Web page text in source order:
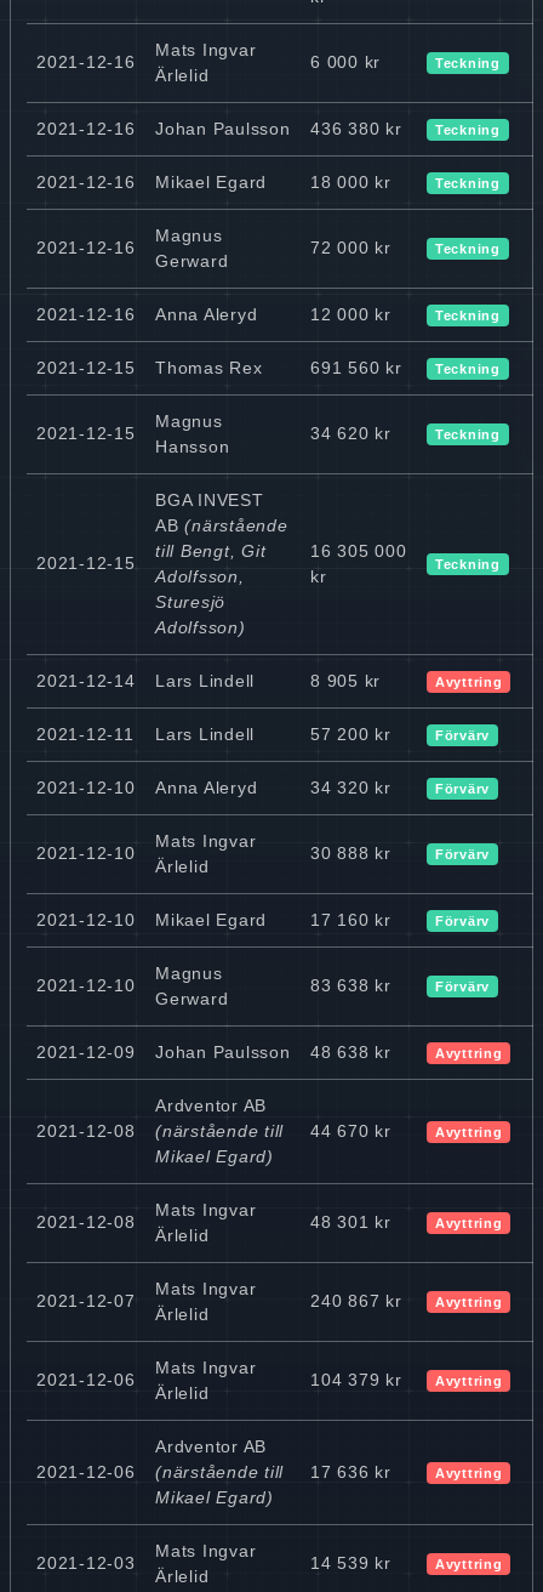
2021-12-16
Mats Ingvar
Ärlelid
6 000 kr Teckning
2021-12-16 Johan Paulsson 436 380 kr Teckning
2021-12-16 Mikael Egard 18 000 kr Teckning
2021-12-16
Magnus
Gerward
72 000 kr Teckning
2021-12-16 Anna Aleryd 12 000 kr Teckning
2021-12-15 Thomas Rex 691 560 kr Teckning
2021-12-15
Magnus
Hansson
34 620 kr Teckning
2021-12-15
BGA INVEST
AB (närstående
till Bengt, Git
Adolfsson,
Sturesjö
Adolfsson)
16 305 000
kr
Teckning
2021-12-14 Lars Lindell 8 905 kr Avyttring
2021-12-11 Lars Lindell 57 200 kr Förvärv
2021-12-10 Anna Aleryd 34 320 kr Förvärv
2021-12-10
Mats Ingvar
Ärlelid
30 888 kr Förvärv
2021-12-10 Mikael Egard 17 160 kr Förvärv
2021-12-10
Magnus
Gerward
83 638 kr Förvärv
2021-12-09 Johan Paulsson 48 638 kr Avyttring
2021-12-08
Ardventor AB
(närstående till
Mikael Egard)
44 670 kr Avyttring
2021-12-08
Mats Ingvar
Ärlelid
48 301 kr Avyttring
2021-12-07
Mats Ingvar
Ärlelid
240 867 kr Avyttring
2021-12-06
Mats Ingvar
Ärlelid
104 379 kr Avyttring
2021-12-06
Ardventor AB
(närstående till
Mikael Egard)
17 636 kr Avyttring
2021-12-03
Mats Ingvar
Ärlelid
14 539 kr Avyttring